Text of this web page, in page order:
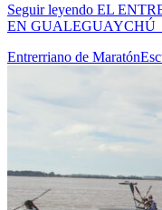
Seguir leyendo EL
EN GUALEGUAYCHÚ
Entrerriano de Maratón